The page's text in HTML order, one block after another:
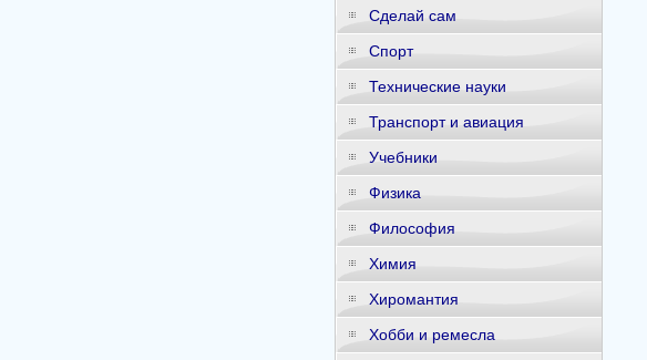
Сделай сам
Спорт
Технические науки
Транспорт и авиация
Учебники
Физика
Философия
Химия
Хиромантия
Хобби и ремесла